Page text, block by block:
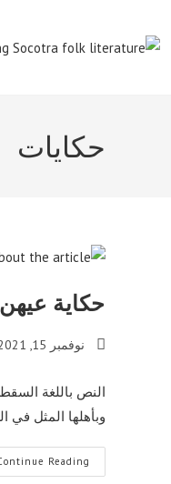
content
حكايات
حكاية
Post نوفمبر 15, 2021
النص باللغة
وبأهلها المثل في
Reading